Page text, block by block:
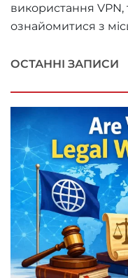
використання VPN,
ознайомитися з
ОСТАННІ ЗАПИСИ